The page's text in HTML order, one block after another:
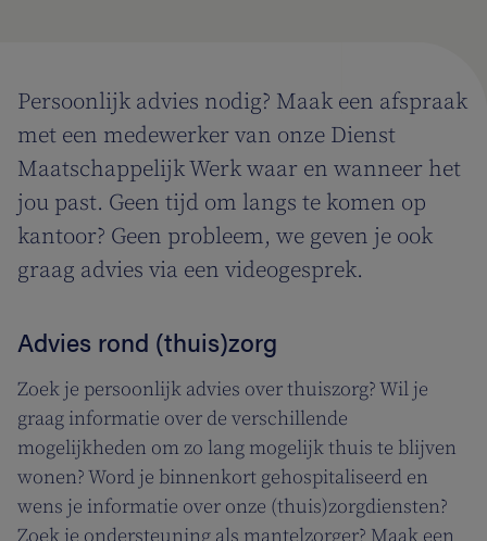
Persoonlijk advies nodig? Maak een afspraak
met een medewerker van onze Dienst
Maatschappelijk Werk waar en wanneer het
jou past. Geen tijd om langs te komen op
kantoor? Geen probleem, we geven je ook
graag advies via een videogesprek.
Advies rond (thuis)zorg
Zoek je persoonlijk advies over thuiszorg? Wil je
graag informatie over de verschillende
mogelijkheden om zo lang mogelijk thuis te blijven
wonen? Word je binnenkort gehospitaliseerd en
wens je informatie over onze (thuis)zorgdiensten?